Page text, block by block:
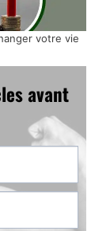
votre vie